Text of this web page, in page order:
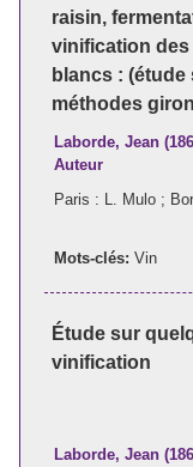
raisin,
vinification
blancs : (étude
méthodes
Laborde, Jean
Auteur
Paris : L. Mulo ;
Mots-clés: Vin
Étude sur
vinification
Laborde, Jean